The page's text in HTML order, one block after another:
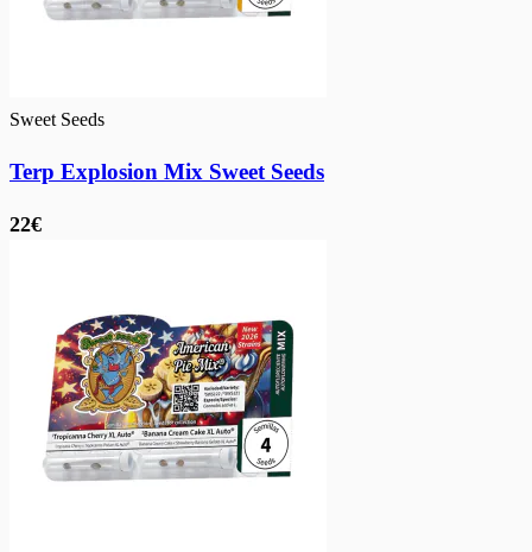
Sweet Seeds
Terp Explosion Mix Sweet Seeds
22€